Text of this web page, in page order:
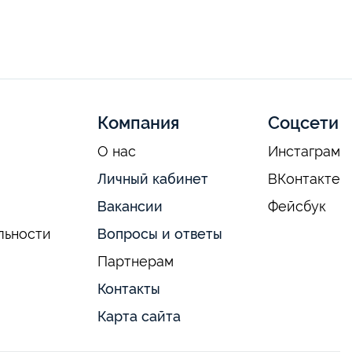
Компания
О нас
Личный кабинет
Вакансии
Вопросы и ответы
Партнерам
Контакты
Карта сайта
Соцсети
Инстаграм
ВКонтакте
Фейсбук